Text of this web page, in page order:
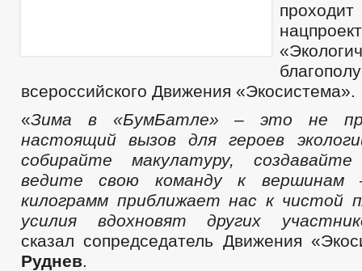
всероссийского Движения «Экосистема».
«Зима в «БумБатле» – это
не
настоящий вызов для героев
собирайте макулатуру,
ведите свою команду к вершинам
килограмм приближает нас к чистой
усилия вдохновятдругих
сказал сопредседатель Движения
Руднев.